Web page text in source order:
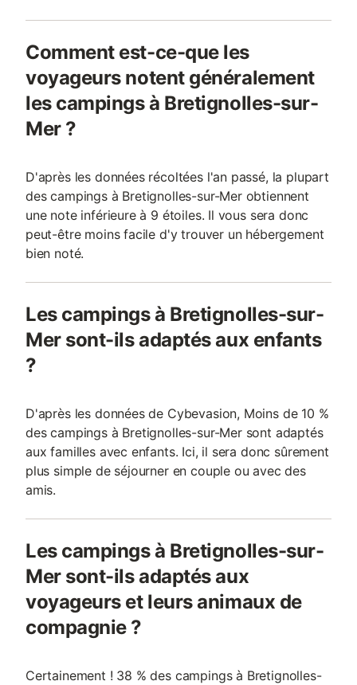
Comment est-ce-que les
voyageurs notent généralement
les campings à Bretignolles-sur-
Mer ?
D'après les données récoltées l'an passé, la plupart
des campings à Bretignolles-sur-Mer obtiennent
une note inférieure à 9 étoiles. Il vous sera donc
peut-être moins facile d'y trouver un hébergement
bien noté.
Les campings à Bretignolles-sur-
Mer sont-ils adaptés aux enfants
?
D'après les données de Cybevasion, Moins de 10 %
des campings à Bretignolles-sur-Mer sont adaptés
aux familles avec enfants. Ici, il sera donc sûrement
plus simple de séjourner en couple ou avec des
amis.
Les campings à Bretignolles-sur-
Mer sont-ils adaptés aux
voyageurs et leurs animaux de
compagnie ?
Certainement ! 38 % des campings à Bretignolles-